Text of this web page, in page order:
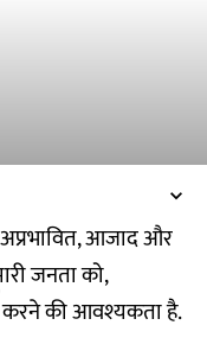
अप्रभावित, आजाद और
जनता को,
करने की आवश्यकता है.